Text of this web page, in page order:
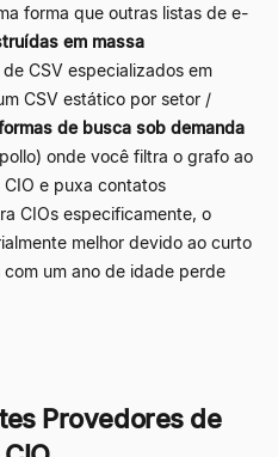
forma que outras listas de e-
em massa
CSV especializados em
CSV estático por setor /
de busca sob demanda
onde você filtra o grafo ao
e puxa contatos
CIOs especificamente, o
melhor devido ao curto
com um ano de idade perde
Provedores de